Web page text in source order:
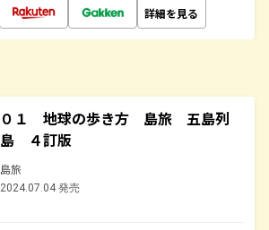
詳細を見る
０１ 地球の歩き方 島旅 五島列
島 ４訂版
島旅
2024.07.04 発売